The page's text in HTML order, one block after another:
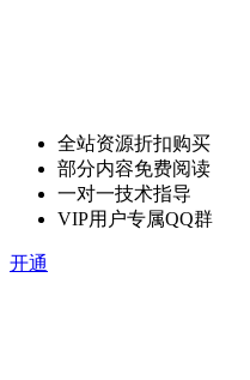
全站资源折扣购买
部分内容免费阅读
一对一技术指导
VIP用户专属QQ群
开通